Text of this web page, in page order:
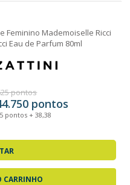
Feminino Mademoiselle Ricci
Eau de Parfum 80ml
pontos
pontos
pontos + 38,38
CARRINHO